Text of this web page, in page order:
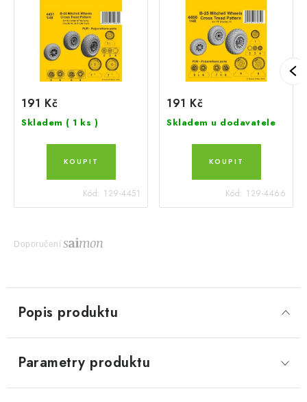
191 Kč
Skladem ( 1 ks )
Kód: 129-4451
191 Kč
Skladem u dodavatele
Kód: 129-4466
Doporučení
Popis produktu
Parametry produktu